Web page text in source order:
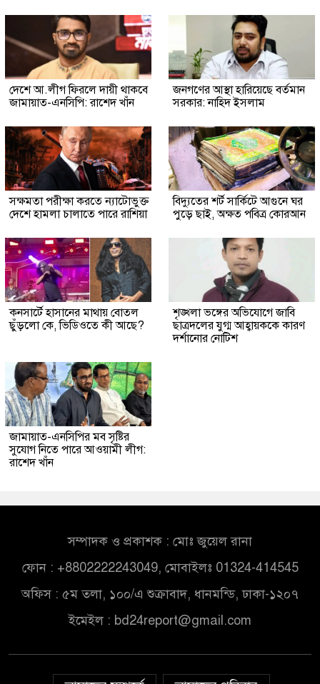
দেশে আ.লীগ ফিরলে দায়ী থাকবে
জামায়াত-এনসিপি: রাশেদ খাঁন
জনগণের আস্থা হারিয়েছে বর্তমান
সরকার: নাহিদ ইসলাম
সক্ষমতা পরীক্ষা করতে ন্যাটোভুক্ত
দেশে হামলা চালাতে পারে রাশিয়া
বিদ্যুতের শর্ট সার্কিটে আগুনে ঘর
পুড়ে ছাই, অক্ষত পবিত্র কোরআন
কনসার্টে হাসানের মাথায় বোতল
ছুঁড়লো কে, ভিডিওতে কী আছে?
শৃঙ্খলা ভঙ্গের অভিযোগে জাবি
ছাত্রদলের যুগ্ম আহ্বায়ককে কারণ
দর্শানোর নোটিশ
জামায়াত-এনসিপির মব সৃষ্টির
সুযোগ নিতে পারে আওয়ামী লীগ:
রাশেদ খাঁন
সম্পাদক ও প্রকাশক : মোঃ জুয়েল রানা
ফোন : +8802222243049, মোবাইলঃ 01324-414545
অফিস : ৫ম তলা, ১০০/এ শুক্রাবাদ, ধানমন্ডি, ঢাকা-১২০৭
ইমেইল : bd24report@gmail.com